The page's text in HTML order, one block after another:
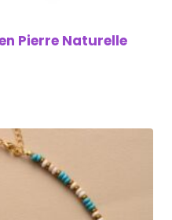
Pierre Naturelle